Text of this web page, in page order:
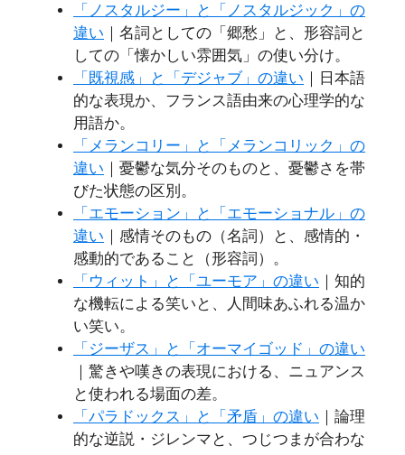
「ノスタルジー」と「ノスタルジック」の
違い ｜名詞としての「郷愁」と、形容詞と
しての「懐かしい雰囲気」の使い分け。
「既視感」と「デジャブ」の違い ｜日本語
的な表現か、フランス語由来の心理学的な
用語か。
「メランコリー」と「メランコリック」の
違い ｜憂鬱な気分そのものと、憂鬱さを帯
びた状態の区別。
「エモーション」と「エモーショナル」の
違い ｜感情そのもの（名詞）と、感情的・
感動的であること（形容詞）。
「ウィット」と「ユーモア」の違い ｜知的
な機転による笑いと、人間味あふれる温か
い笑い。
「ジーザス」と「オーマイゴッド」の違い
｜驚きや嘆きの表現における、ニュアンス
と使われる場面の差。
「パラドックス」と「矛盾」の違い ｜論理
的な逆説・ジレンマと、つじつまが合わな